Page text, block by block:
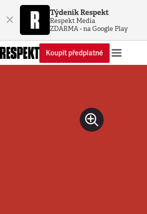
× Týdeník Respekt
Respekt Media
ZDARMA - na Google Play
Koupit předplatné